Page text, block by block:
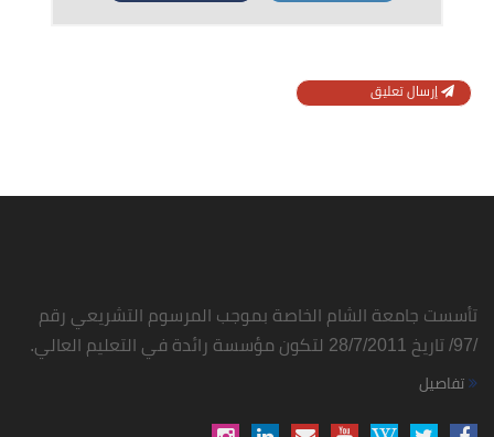
إرسال تعليق
تأسست جامعة الشام الخاصة بموجب المرسوم التشريعي رقم
/97/ تاريخ 28/7/2011 لتكون مؤسسة رائدة في التعليم العالي.
تفاصيل